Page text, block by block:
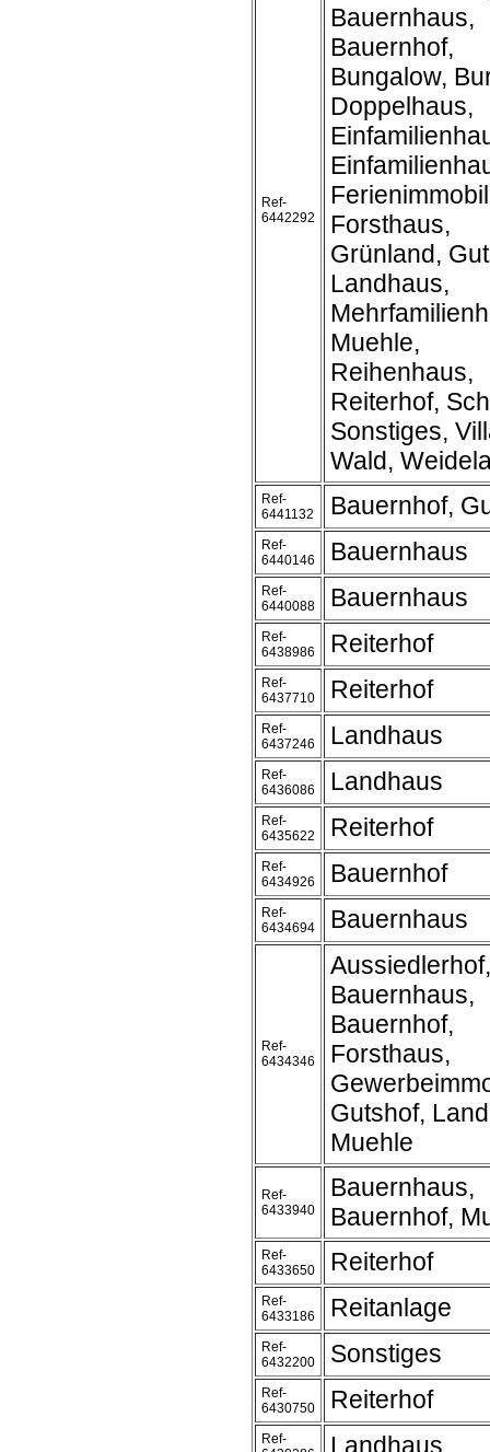
Ref-
6442292
Bauernhaus,
Bauernhof,
Bungalow,
Doppelhaus,
Forsthaus,
Grünland,
Landhaus,
Muehle,
Reihenhaus,
Reiterhof,
Sonstiges,
Wald,
Ref-
6441132
Bauernhof,
Ref-
6440146
Bauernhaus
Ref-
6440088
Bauernhaus
Ref-
6438986
Reiterhof
Ref-
6437710
Reiterhof
Ref-
6437246
Landhaus
Ref-
6436086
Landhaus
Ref-
6435622
Reiterhof
Ref-
6434926
Bauernhof
Ref-
6434694
Bauernhaus
Ref-
6434346
Aussiedlerhof,
Bauernhaus,
Bauernhof,
Forsthaus,
Gutshof,
Muehle
Ref-
6433940
Bauernhaus,
Bauernhof,
Ref-
6433650
Reiterhof
Ref-
6433186
Reitanlage
Ref-
6432200
Sonstiges
Ref-
6430750
Reiterhof
Ref-
Landhaus